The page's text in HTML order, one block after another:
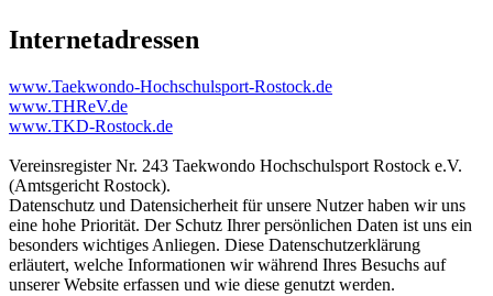
Internetadressen
www.Taekwondo-Hochschulsport-Rostock.de
www.THReV.de
www.TKD-Rostock.de
Vereinsregister Nr. 243 Taekwondo Hochschulsport Rostock e.V.
(Amtsgericht Rostock).
Datenschutz und Datensicherheit für unsere Nutzer haben wir uns
eine hohe Priorität. Der Schutz Ihrer persönlichen Daten ist uns ein
besonders wichtiges Anliegen. Diese Datenschutzerklärung
erläutert, welche Informationen wir während Ihres Besuchs auf
unserer Website erfassen und wie diese genutzt werden.